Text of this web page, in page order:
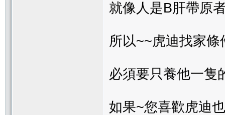
就像人是B肝帶原
所以~~虎迪找家條
必須要只養他一隻
如果~您喜歡虎迪